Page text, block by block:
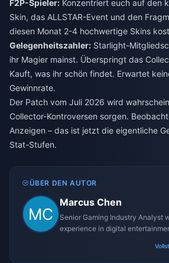
F2P-Spieler: Konzentriert euch auf den
Skin, das ALLSTAR-Event und den
diesen Monat 2-4 hochwertige Skins
Gelegenheitszahler: Starlight-
ihr Magier mainst. Überspringt das
Kauft, was ihr schön findet. Erwartet
Gewinnrate.
Der Patch vom Juli 2026 wird
Collector-Kontroversen sorgen.
Anzeigen – das ist jetzt die eigentliche
Stat-Stufen.
ÜBER DEN AUTOR
Marcus Chen
Senior Gaming Industry Analyst
experience in digital